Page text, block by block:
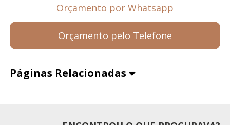
Orçamento por Whatsapp
Orçamento pelo Telefone
Páginas Relacionadas